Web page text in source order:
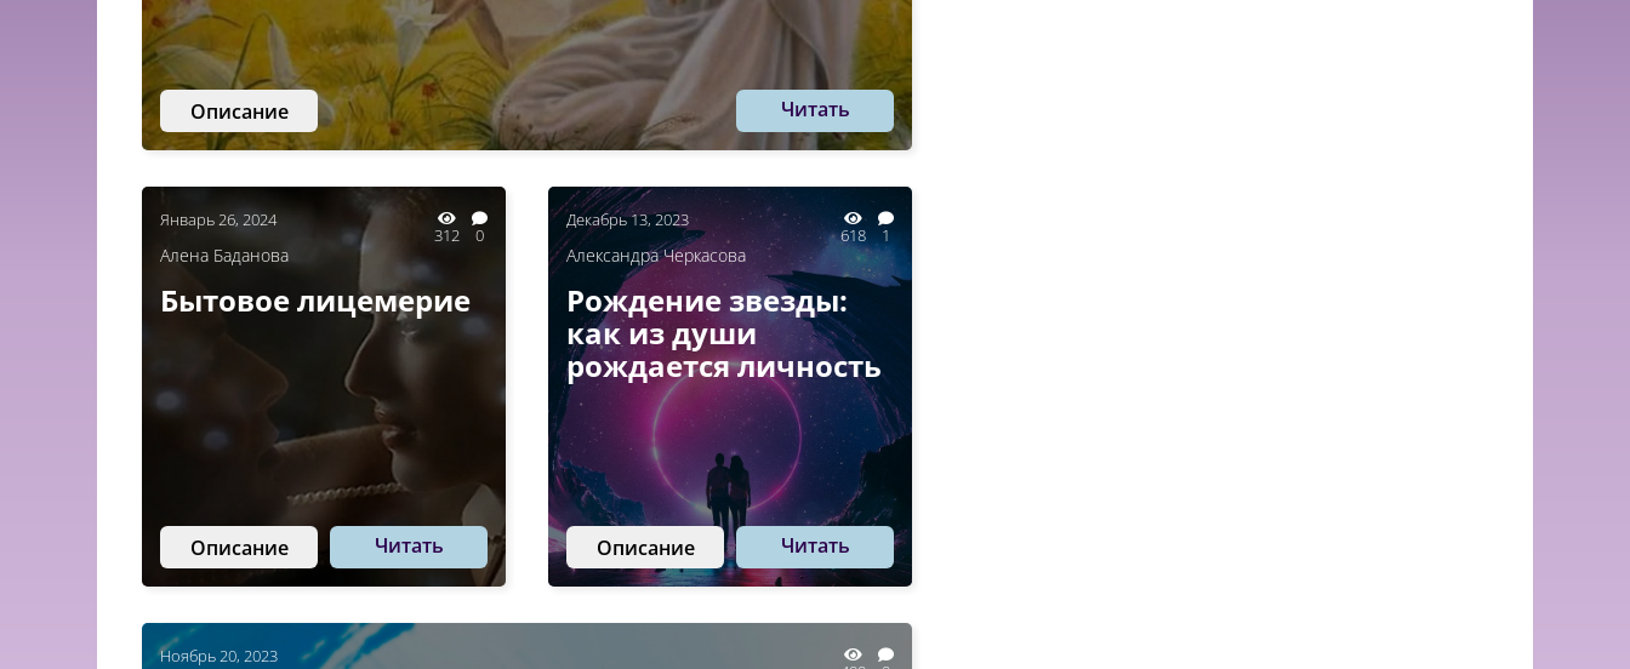
Описание Читать
Январь 26, 2024
312 0
Алена Баданова
Бытовое лицемерие
Описание Читать
Декабрь 13, 2023
618 1
Александра Черкасова
Рождение звезды:
как из души
рождается личность
Описание Читать
Ноябрь 20, 2023